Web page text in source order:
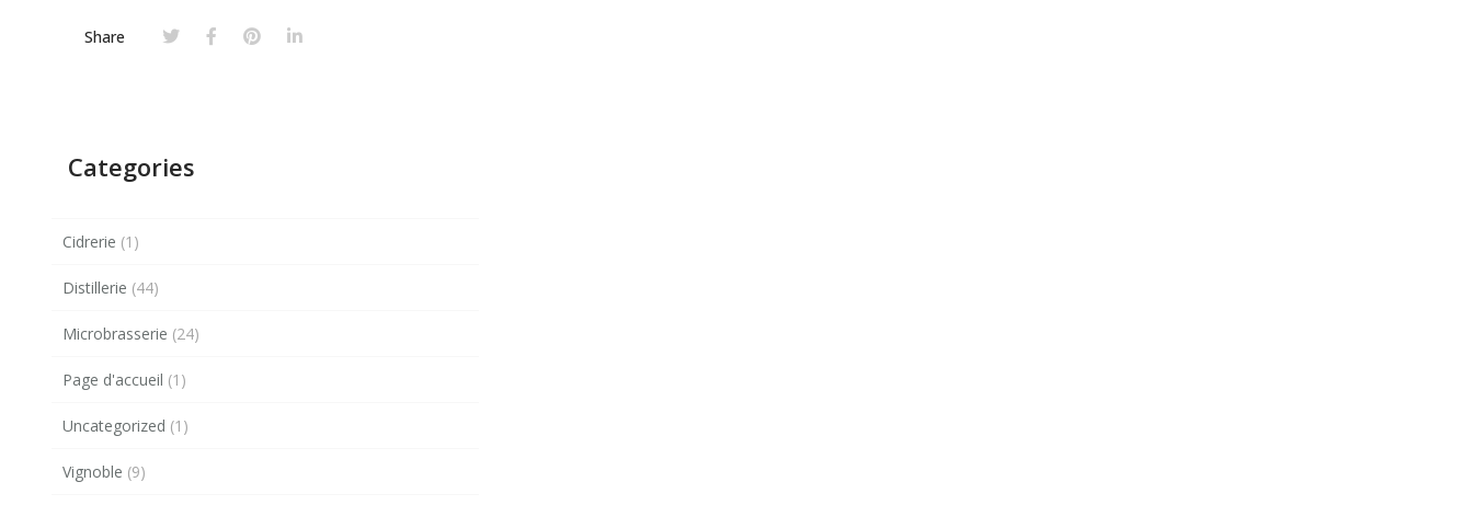
Share
Categories
Cidrerie (1)
Distillerie (44)
Microbrasserie (24)
Page d'accueil (1)
Uncategorized (1)
Vignoble (9)